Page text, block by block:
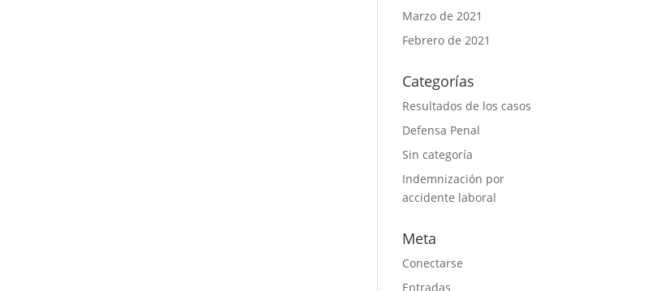
Marzo de 2021
Febrero de 2021
Categorías
Resultados de los casos
Defensa Penal
Sin categoría
Indemnización por
accidente laboral
Meta
Conectarse
Entradas